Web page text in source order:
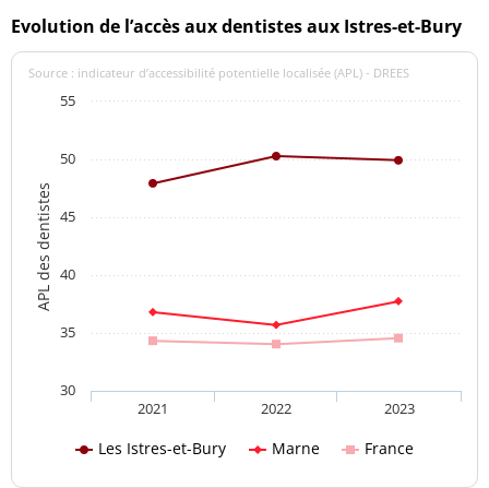
Evolution de l’accès aux dentistes aux Istres-et-Bury
APL des dentistes
Source : indicateur d’accessibilité potentielle localisée (APL) - DREES
Les Istres-et-Bury Marne France
2021 2022 2023
30
35
40
45
50
55